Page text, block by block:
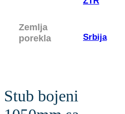
Zemlja
porekla
Srbija
Stub bojeni